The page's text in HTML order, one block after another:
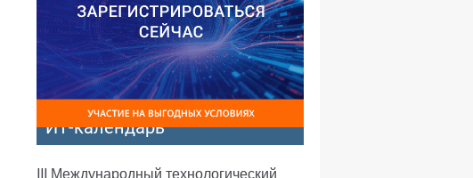
ИТ-календарь
III Международный технологический